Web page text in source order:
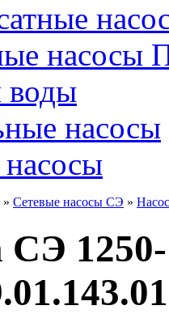
насосы
воды
насосы
» Сетевые насосы СЭ »
СЭ